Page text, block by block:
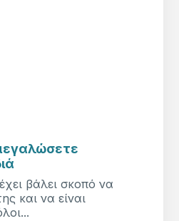
βάλει σκοπό να
και να είναι